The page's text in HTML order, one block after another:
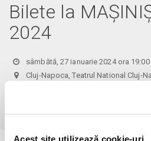
Acest site utilizează cookie-uri
Bilete la
2024
sâmbătă, 27 ianuarie 2024 ora 19:00
Cluj-Napoca, Teatrul National Cluj-